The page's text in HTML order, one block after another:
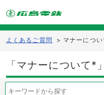
よくあるご質問 > マナーにつ
「マナーについて*